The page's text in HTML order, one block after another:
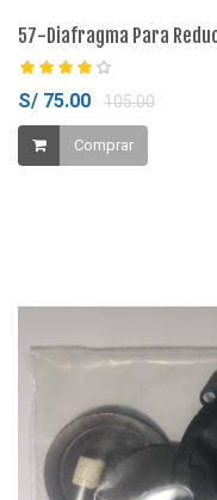
57-Diafragma Para
S/ 75.00 105.00
Comprar